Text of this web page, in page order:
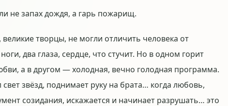
не запах дождя, а гарь пожарищ.
творцы, не могли отличить человека от
два глаза, сердце, что стучит. Но в одном горит
а в другом — холодная, вечно голодная программа.
звёзд, поднимает руку на брата… когда любовь,
созидания, искажается и начинает разрушать… это